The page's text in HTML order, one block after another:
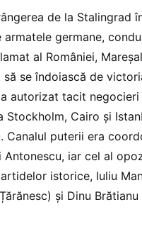
de la Stalingrad
armatele germane,
al României,
să se îndoiască de
autorizat tacit
Stockholm, Cairo și
Canalul puterii era
Antonescu, iar cel al
istorice, Iuliu
și Dinu